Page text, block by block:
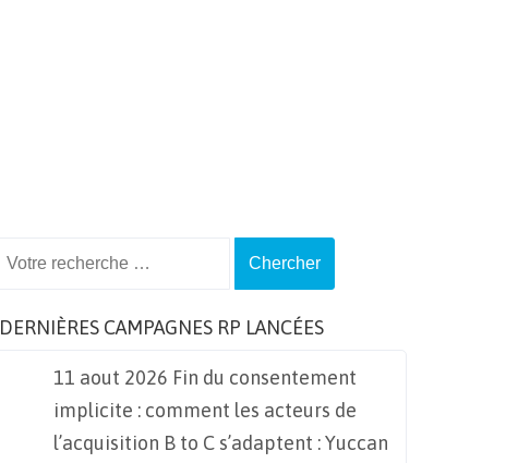
DERNIÈRES CAMPAGNES RP LANCÉES
11 aout 2026 Fin du consentement
implicite : comment les acteurs de
l’acquisition B to C s’adaptent : Yuccan